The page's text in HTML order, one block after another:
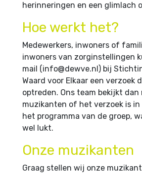
herinneringen en een glimlach
Hoe werkt het?
Medewerkers, inwoners of
inwoners van zorginstellingen
mail (info@dewve.nl) bij
Waard voor Elkaar een verzoek
optreden. Ons team bekijkt dan
muzikanten of het verzoek is in
het programma van de groep,
wel lukt.
Onze muzikanten
Graag stellen wij onze